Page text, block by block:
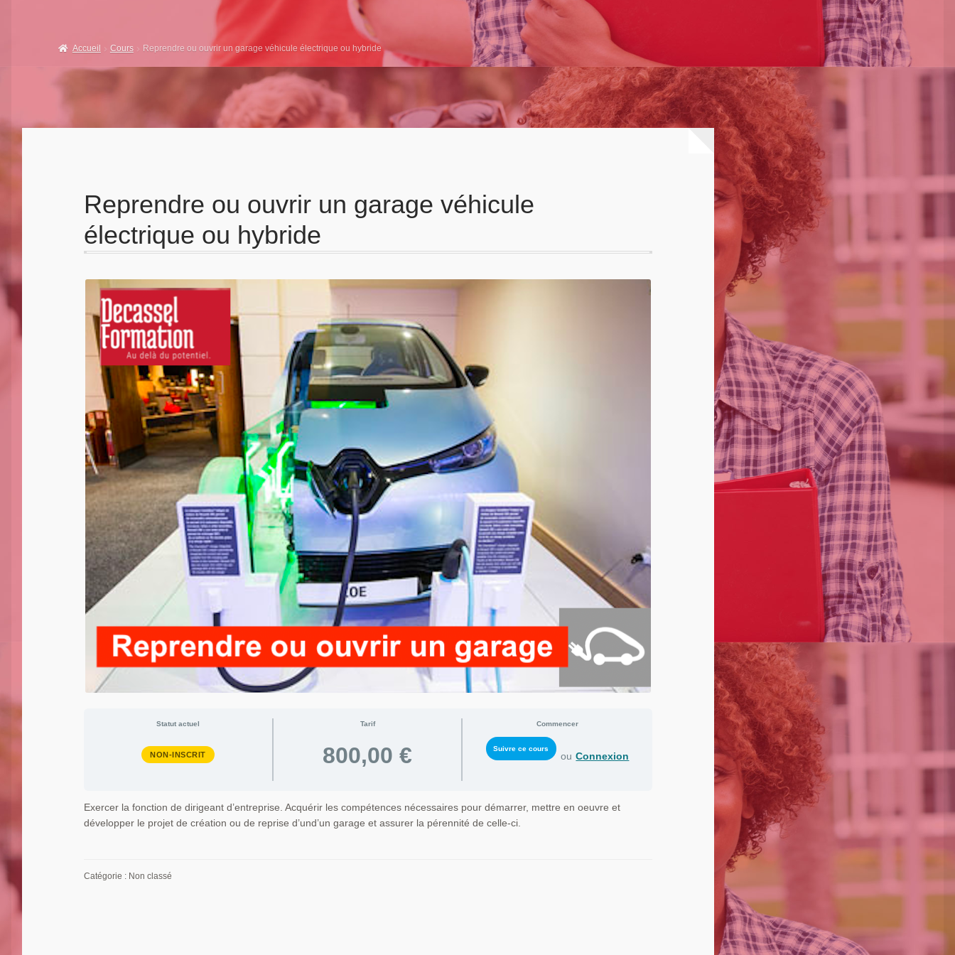
Accueil Cours Reprendre ou ouvrir un garage véhicule électrique ou hybride
Reprendre ou ouvrir un garage véhicule
électrique ou hybride
Statut actuel
NON-INSCRIT
Tarif
800,00 €
Commencer
ou Connexion
Exercer la fonction de dirigeant d’entreprise. Acquérir les compétences nécessaires pour démarrer, mettre en oeuvre et
développer le projet de création ou de reprise d’und’un garage et assurer la pérennité de celle-ci.
Catégorie : Non classé